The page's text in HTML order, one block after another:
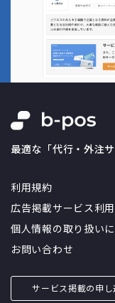
最適な「代行・外注
利用規約
広告掲載サービス利
個人情報の取り扱い
お問い合わせ
サービス掲載の申し